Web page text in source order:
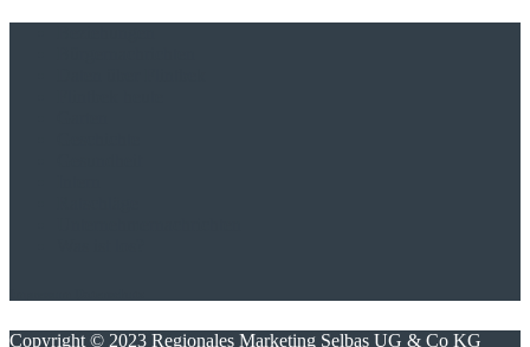
Copyright © 2023 Regionales Marketing Selbas UG & Co KG